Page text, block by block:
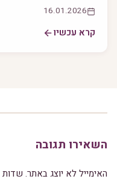
16.01.2026
קרא עכשיו
השאירו תגובה
האימייל לא יוצג באתר. שדות